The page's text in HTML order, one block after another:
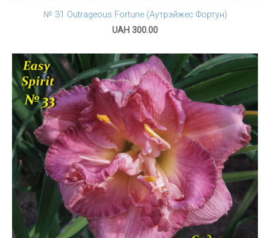
№ 31 Outrageous Fortune (Аутрэйжес Фортун)
UAH 300.00